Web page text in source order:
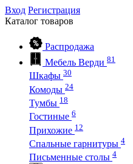
Вход Регистрация
Каталог товаров
Распродажа
Мебель Верди 81
Шкафы 30
Комоды 24
Тумбы 18
Гостиные 6
Прихожие 12
Спальные гарнитуры 4
Письменные столы 4